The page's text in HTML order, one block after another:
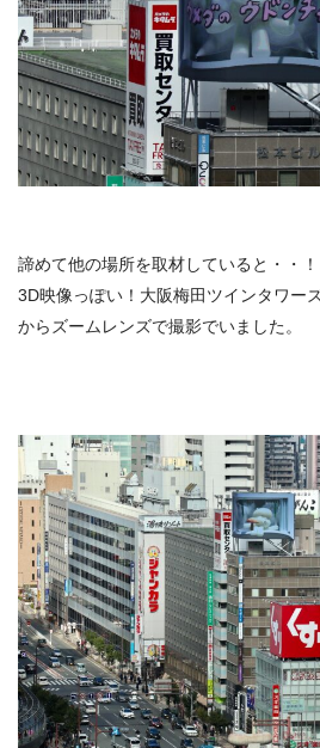
諦めて他の場所を取材していると・・
3D映像っぽい！大阪梅田ツインタワー
からズームレンズで撮影でいました。